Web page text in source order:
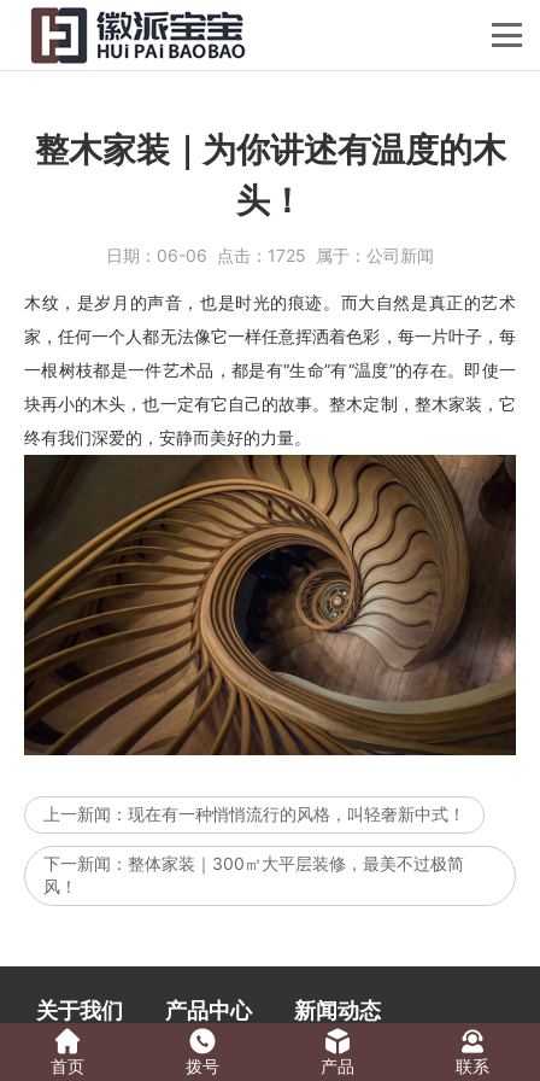
整木家装｜为你讲述有温度的木
头！
日期： 06-06 点击： 1725 属于： 公司新闻
木纹，是岁月的声音，也是时光的痕迹。而大自然是真正的艺术
家，任何一个人都无法像它一样任意挥洒着色彩，每一片叶子，每
一根树枝都是一件艺术品，都是有“生命”有“温度”的存在。即使一
块再小的木头，也一定有它自己的故事。整木定制，整木家装，它
终有我们深爱的，安静而美好的力量。
上一新闻： 现在有一种悄悄流行的风格，叫轻奢新中式！
下一新闻： 整体家装｜300㎥大平层装修，最美不过极简
风！
关于我们 产品中心 新闻动态
首页 拨号 产品 联系